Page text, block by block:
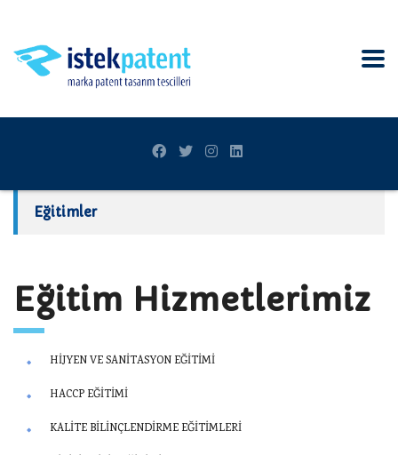
Eğitimler
Eğitim Hizmetlerimiz
HİJYEN VE SANİTASYON EĞİTİMİ
HACCP EĞİTİMİ
KALİTE BİLİNÇLENDİRME EĞİTİMLERİ